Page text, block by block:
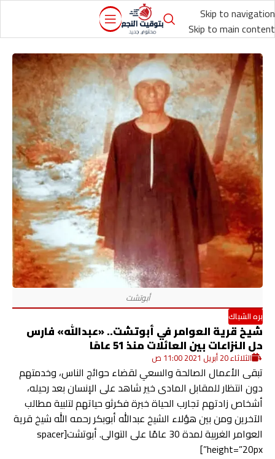
Skip to navigation
Skip to main content
بره الشباك
شيخ قرية العوامر في أبوتشت.. «عبدالله» فارس
حل النزاعات بين العائلات منذ 51 عامًا
الثلاثاء 20 أبريل 2021 11:00 ص
تبقى الأعمال الصالحة والسعي لقضاء حوائج الناس، وخدمتهم
دون انتظار للمقابل المادى خير شاهد على الإنسان بعد رحيله،
أشخاص زادتهم تجارب الحياة خبرة فكرثو حياتهم لتلبية مطالب
الآخرين ومن بين هؤلاء الشيخ عبدالله أبوبكر رحمه الله شيخ قرية
العوامر الغربية لمدة 30 عامًا على التوالى. أبوتشت[spacer
height=”20px”]